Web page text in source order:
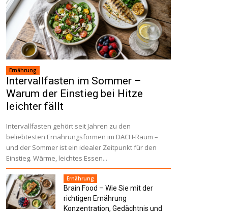
Ernährung
Intervallfasten im Sommer –
Warum der Einstieg bei Hitze
leichter fällt
Intervallfasten gehört seit Jahren zu den
beliebtesten Ernährungsformen im DACH-Raum –
und der Sommer ist ein idealer Zeitpunkt für den
Einstieg. Wärme, leichtes Essen...
Ernährung
Brain Food – Wie Sie mit der
richtigen Ernährung
Konzentration, Gedächtnis und